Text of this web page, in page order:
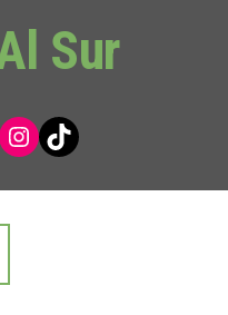
Sur
Instagram
TikTok